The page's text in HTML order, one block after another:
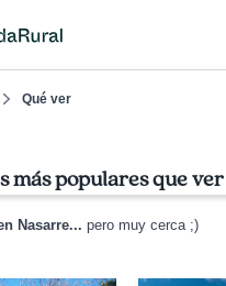
Qué ver
más populares que
Nasarre... pero muy cerca ;)